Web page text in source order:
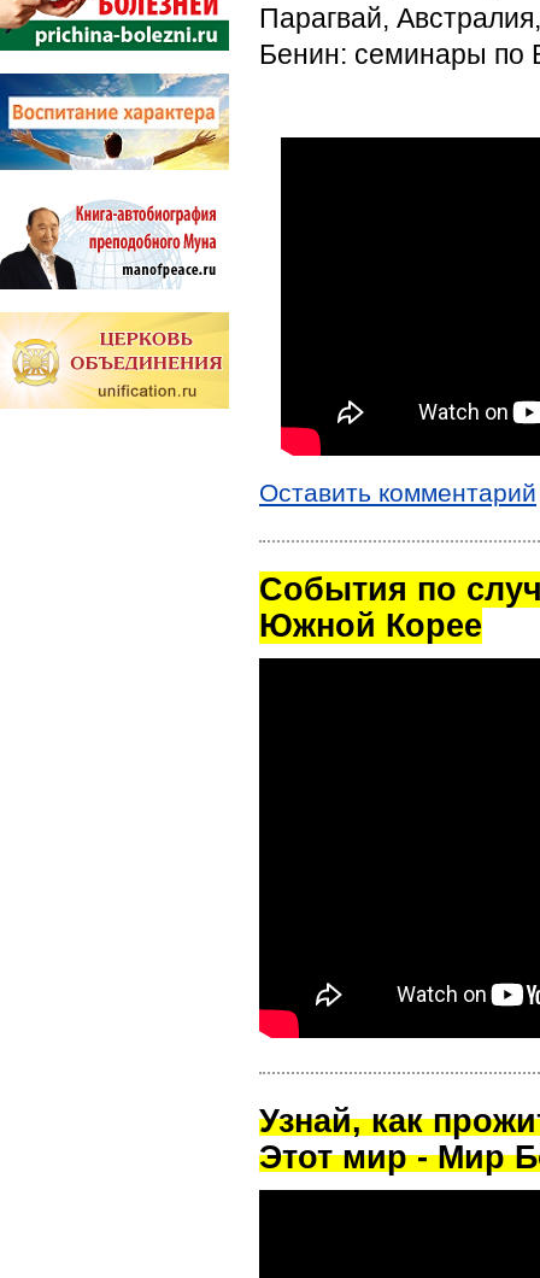
Парагвай,
Бенин: семинары по
Оставить комментарий
Cобытия по
Южной Корее
Узнай, как
Этот мир - Мир